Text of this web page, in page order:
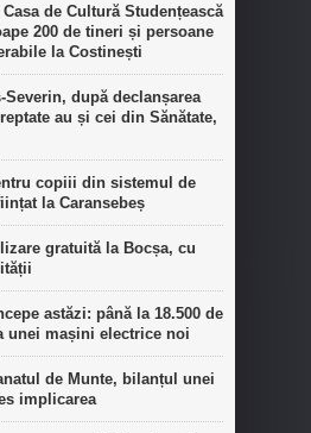
de Cultură Studențească
200 de tineri și persoane
la Costinești
Severin, după declanșarea
au și cei din Sănătate,
copiii din sistemul de
la Caransebeș
gratuită la Bocșa, cu
astăzi: până la 18.500 de
unei mașini electrice noi
de Munte, bilanțul unei
implicarea